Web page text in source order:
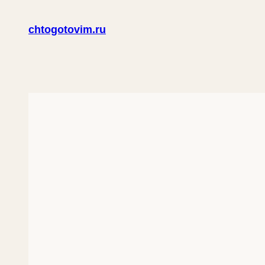
chtogotovim.ru